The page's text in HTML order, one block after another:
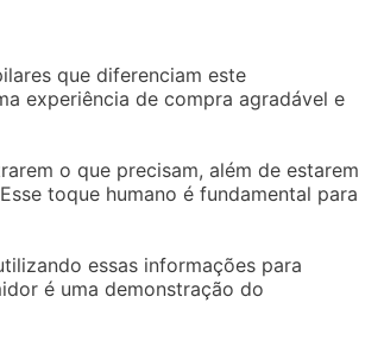
que diferenciam este
experiência de compra agradável e
o que precisam, além de estarem
toque humano é fundamental para
essas informações para
é uma demonstração do